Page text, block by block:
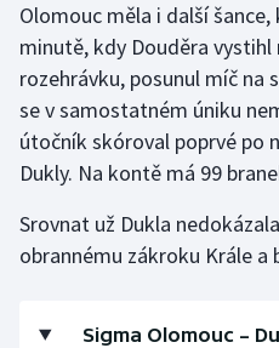
Olomouc měla i další
minutě, kdy Douděra
rozehrávku, posunul míč na
se v samostatném úniku
útočník skóroval poprvé po
Dukly. Na kontě má 99
Srovnat už Dukla
obrannému zákroku Krále a
Sigma Olomouc –